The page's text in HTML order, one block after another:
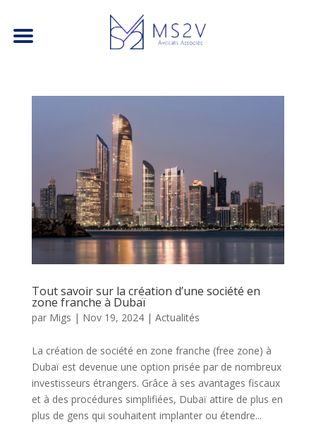
Tout savoir sur la création d’une société en
zone franche à Dubaï
par Migs | Nov 19, 2024| Actualités
La création de société en zone franche (free zone) à
Dubaï est devenue une option prisée par de nombreux
investisseurs étrangers. Grâce à ses avantages fiscaux
et à des procédures simplifiées, Dubaï attire de plus en
plus de gens qui souhaitent implanter ou étendre...